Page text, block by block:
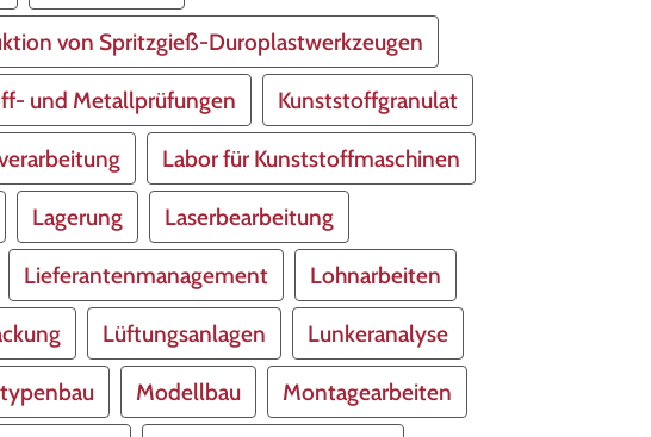
von Spritzgieß-Duroplastwerkzeugen
und Metallprüfungen Kunststoffgranulat
Labor für Kunststoffmaschinen
Lagerung Laserbearbeitung
Lieferantenmanagement Lohnarbeiten
Lüftungsanlagen Lunkeranalyse
Modellbau Montagearbeiten